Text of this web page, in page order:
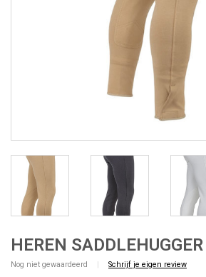
HEREN
Nog niet gewaardeerd Schrijf je eigen review